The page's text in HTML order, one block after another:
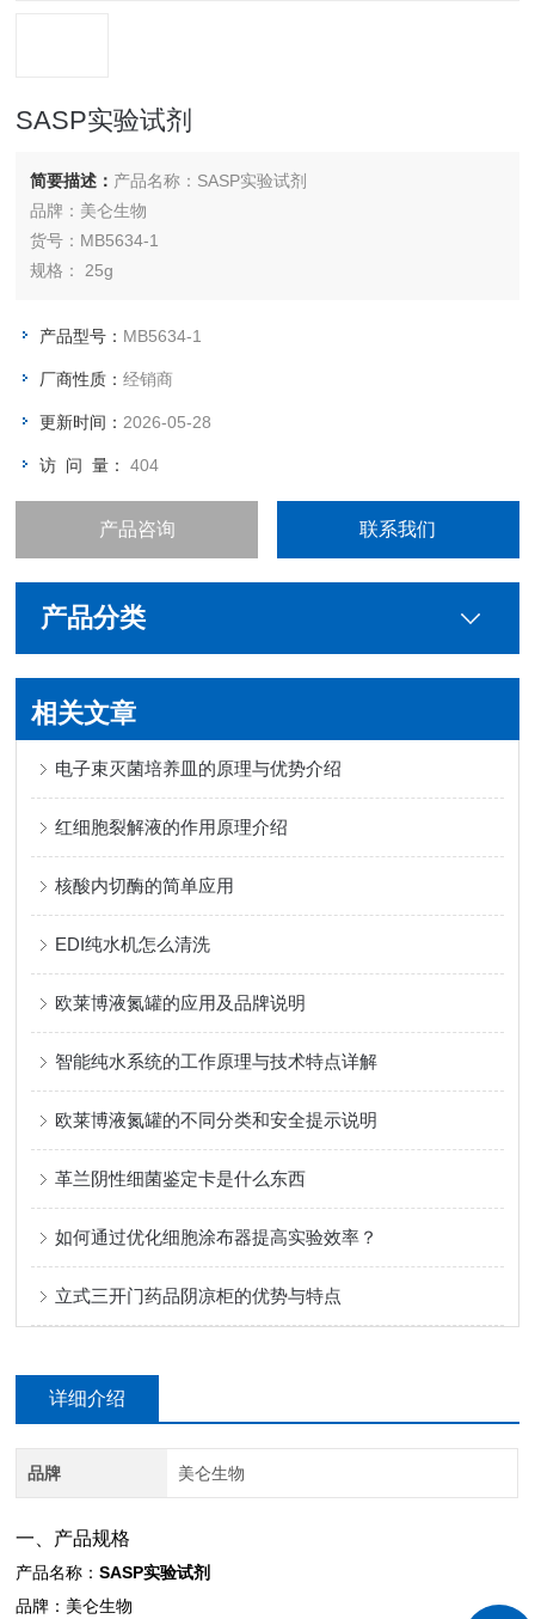
SASP实验试剂
简要描述： 产品名称：SASP实验试剂
品牌：美仑生物
货号：MB5634-1
规格： 25g
产品型号： MB5634-1
厂商性质：经销商
更新时间： 2026-05-28
访 问 量：404
产品咨询 联系我们
产品分类
相关文章
电子束灭菌培养皿的原理与优势介绍
红细胞裂解液的作用原理介绍
核酸内切酶的简单应用
EDI纯水机怎么清洗
欧莱博液氮罐的应用及品牌说明
智能纯水系统的工作原理与技术特点详解
欧莱博液氮罐的不同分类和安全提示说明
革兰阴性细菌鉴定卡是什么东西
如何通过优化细胞涂布器提高实验效率？
立式三开门药品阴凉柜的优势与特点
详细介绍
品牌 美仑生物
一、产品规格
产品名称：SASP实验试剂
品牌：美仑生物